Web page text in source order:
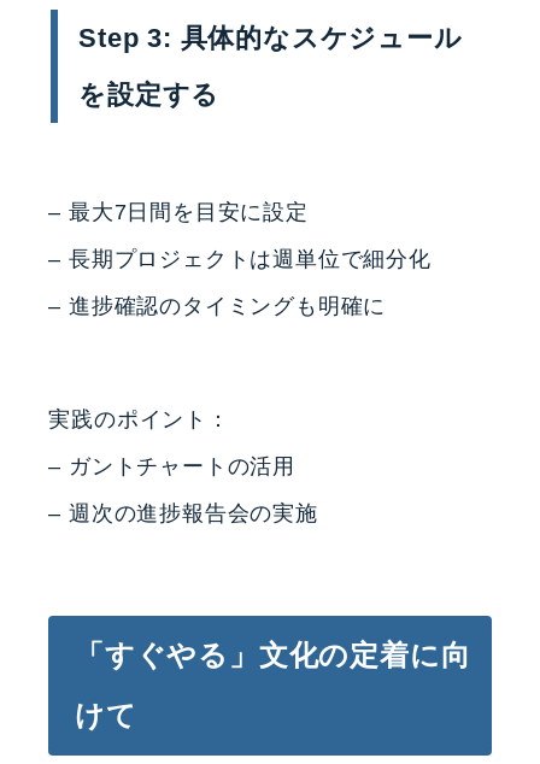
Step 3: 具体的なスケジュール
を設定する
– 最大7日間を目安に設定
– 長期プロジェクトは週単位で細分化
– 進捗確認のタイミングも明確に
実践のポイント：
– ガントチャートの活用
– 週次の進捗報告会の実施
「すぐやる」文化の定着に向
けて